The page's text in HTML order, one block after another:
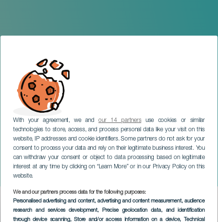
With your agreement, we andour 14 partnersuse cookies or similar
technologies to store, access, and process personal data like your visit on this
website, IP addresses and cookie identifiers. Some partners do not ask for your
consent to process your data and rely on their legitimate business interest. You
can withdraw your consent or object to data processing based on legitimate
interest at any time by clicking on “Learn More” or in our Privacy Policy on this
website.
We and our partners process data for the following purposes:
Personalised advertising and content, advertising and content measurement, audience
research and services development, Precise geolocation data, and identification
through device scanning, Store and/or access information on a device, Technical
El Pau
GRAN CANARIA
Imagen
Listado